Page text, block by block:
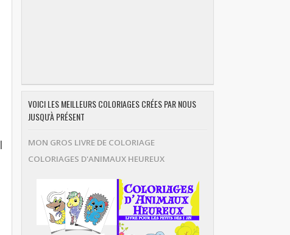
VOICI LES MEILLEURS COLORIAGES CRÉES PAR NOUS
JUSQU'À PRÉSENT
MON GROS LIVRE DE COLORIAGE
COLORIAGES D'ANIMAUX HEUREUX